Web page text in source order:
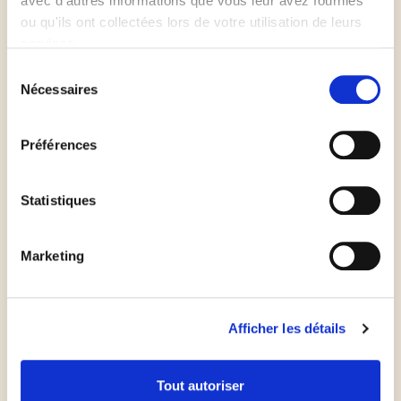
ou qu'ils ont collectées lors de votre utilisation de leurs
Nécessaires
Préférences
Statistiques
Marketing
Afficher les détails
Tout autoriser
Pour le caramel passion
pulpe avec une cuillère à café.
Verser le sucre dans une poêle et le caraméliser à
ajouter la pulpe des fruits de la passion.
Réserver dans un bol et laisser refroidir.
Servir la tarte tiède ou chaude avec le caramel.